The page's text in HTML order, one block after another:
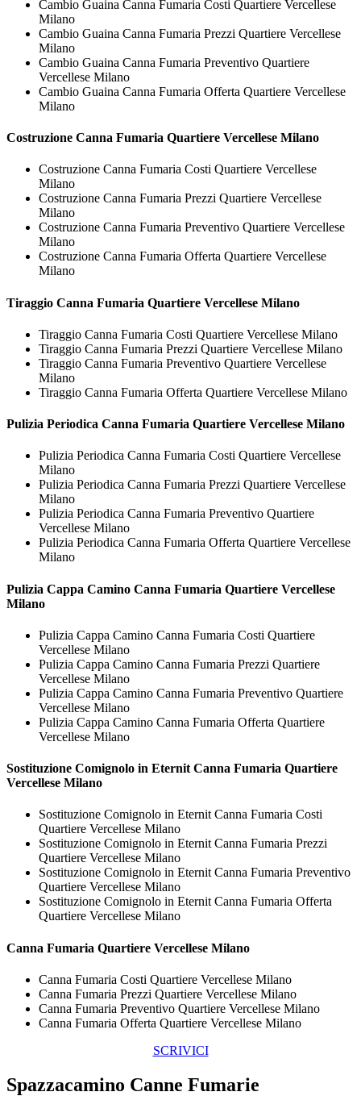
Cambio Guaina Canna Fumaria Costi Quartiere Vercellese
Milano
Cambio Guaina Canna Fumaria Prezzi Quartiere Vercellese
Milano
Cambio Guaina Canna Fumaria Preventivo Quartiere
Vercellese Milano
Cambio Guaina Canna Fumaria Offerta Quartiere Vercellese
Milano
Costruzione Canna Fumaria Quartiere Vercellese Milano
Costruzione Canna Fumaria Costi Quartiere Vercellese
Milano
Costruzione Canna Fumaria Prezzi Quartiere Vercellese
Milano
Costruzione Canna Fumaria Preventivo Quartiere Vercellese
Milano
Costruzione Canna Fumaria Offerta Quartiere Vercellese
Milano
Tiraggio Canna Fumaria Quartiere Vercellese Milano
Tiraggio Canna Fumaria Costi Quartiere Vercellese Milano
Tiraggio Canna Fumaria Prezzi Quartiere Vercellese Milano
Tiraggio Canna Fumaria Preventivo Quartiere Vercellese
Milano
Tiraggio Canna Fumaria Offerta Quartiere Vercellese Milano
Pulizia Periodica Canna Fumaria Quartiere Vercellese Milano
Pulizia Periodica Canna Fumaria Costi Quartiere Vercellese
Milano
Pulizia Periodica Canna Fumaria Prezzi Quartiere Vercellese
Milano
Pulizia Periodica Canna Fumaria Preventivo Quartiere
Vercellese Milano
Pulizia Periodica Canna Fumaria Offerta Quartiere Vercellese
Milano
Pulizia Cappa Camino Canna Fumaria Quartiere Vercellese
Milano
Pulizia Cappa Camino Canna Fumaria Costi Quartiere
Vercellese Milano
Pulizia Cappa Camino Canna Fumaria Prezzi Quartiere
Vercellese Milano
Pulizia Cappa Camino Canna Fumaria Preventivo Quartiere
Vercellese Milano
Pulizia Cappa Camino Canna Fumaria Offerta Quartiere
Vercellese Milano
Sostituzione Comignolo in Eternit Canna Fumaria Quartiere
Vercellese Milano
Sostituzione Comignolo in Eternit Canna Fumaria Costi
Quartiere Vercellese Milano
Sostituzione Comignolo in Eternit Canna Fumaria Prezzi
Quartiere Vercellese Milano
Sostituzione Comignolo in Eternit Canna Fumaria Preventivo
Quartiere Vercellese Milano
Sostituzione Comignolo in Eternit Canna Fumaria Offerta
Quartiere Vercellese Milano
Canna Fumaria Quartiere Vercellese Milano
Canna Fumaria Costi Quartiere Vercellese Milano
Canna Fumaria Prezzi Quartiere Vercellese Milano
Canna Fumaria Preventivo Quartiere Vercellese Milano
Canna Fumaria Offerta Quartiere Vercellese Milano
SCRIVICI
Spazzacamino Canne Fumarie